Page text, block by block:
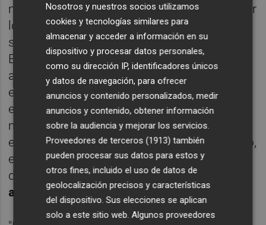
mínimos históricos. "Ni siquiera tras conocer
los resultados delreferéndum británico
sobre la salida del Reino Unido de la Unión
Europea la cotización de la compañía llegó a
alcanzar unos niveles similares. Por aquel
entonces, sus títulos se desplomaron desde
el nivel de los 7 euros por acción hasta un
mínimo en los 3,95 euros por acción, pero la
empresa había logrado reconducir su rumbo,
especialmente durante en la segunda mitad
del pasado año", recuerdaAitor Méndez,
analista de IG.
Nosotros y nuestros socios utilizamos
cookies y tecnologías similares para
almacenar y acceder a información en su
dispositivo y procesar datos personales,
como su dirección IP, identificadores únicos
y datos de navegación, para ofrecer
anuncios y contenido personalizados, medir
anuncios y contenido, obtener información
sobre la audiencia y mejorar los servicios.
Proveedores de terceros (1913) también
pueden procesar sus datos para estos y
otros fines, incluido el uso de datos de
geolocalización precisos y características
del dispositivo. Sus elecciones se aplican
solo a este sitio web. Algunos proveedores